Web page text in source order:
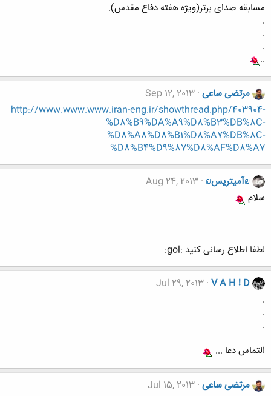
مسابقه صدای برتر(ویژه هفته دفاع مقدس).
.
.
.
..
مرتضی ساعی Sep 12, 2013
http://www.www.www.iran-eng.ir/showthread.php/403904-
%D8%B9%DA%A9%D8%B3%DB%8C-
%D8%A8%D8%B1%D8%A7%DB%8C-
%D8%B4%D9%87%D8%AF%D8%A7
₪آمیتریس₪ Aug 24, 2013
سلام
لطفا اطلاع رسانی کنید :gol:
V A H ! D
Jul 29, 2013
.
.
.
التماس دعا ...
مرتضی ساعی Jul 15, 2013